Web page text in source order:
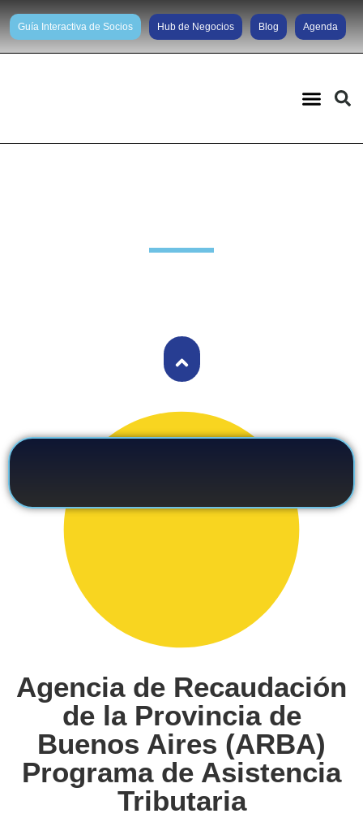
Guía Interactiva de Socios Hub de Negocios Blog Agenda
Agencia de Recaudación
de la Provincia de
Buenos Aires (ARBA)
Programa de Asistencia
Tributaria